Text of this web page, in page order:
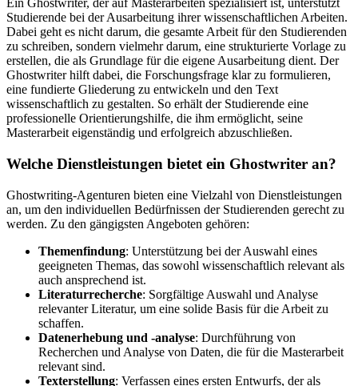
Ein Ghostwriter, der auf Masterarbeiten spezialisiert ist, unterstützt
Studierende bei der Ausarbeitung ihrer wissenschaftlichen Arbeiten.
Dabei geht es nicht darum, die gesamte Arbeit für den Studierenden
zu schreiben, sondern vielmehr darum, eine strukturierte Vorlage zu
erstellen, die als Grundlage für die eigene Ausarbeitung dient. Der
Ghostwriter hilft dabei, die Forschungsfrage klar zu formulieren,
eine fundierte Gliederung zu entwickeln und den Text
wissenschaftlich zu gestalten. So erhält der Studierende eine
professionelle Orientierungshilfe, die ihm ermöglicht, seine
Masterarbeit eigenständig und erfolgreich abzuschließen.
Welche Dienstleistungen bietet ein Ghostwriter an?
Ghostwriting-Agenturen bieten eine Vielzahl von Dienstleistungen
an, um den individuellen Bedürfnissen der Studierenden gerecht zu
werden. Zu den gängigsten Angeboten gehören:
Themenfindung: Unterstützung bei der Auswahl eines
geeigneten Themas, das sowohl wissenschaftlich relevant als
auch ansprechend ist.
Literaturrecherche: Sorgfältige Auswahl und Analyse
relevanter Literatur, um eine solide Basis für die Arbeit zu
schaffen.
Datenerhebung und -analyse: Durchführung von
Recherchen und Analyse von Daten, die für die Masterarbeit
relevant sind.
Texterstellung: Verfassen eines ersten Entwurfs, der als